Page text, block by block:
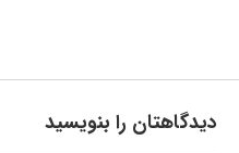
دیدگاهتان را بنویسید